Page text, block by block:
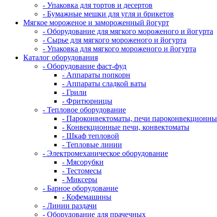
- Упаковка для тортов и десертов
- Бумажные мешки для угля и брикетов
Мягкое мороженое и замороженный йогурт
- Оборудование для мягкого мороженого и йогурта
- Сырье для мягкого мороженого и йогурта
- Упаковка для мягкого мороженого и йогурта
Каталог оборудования
- Оборудование фаст-фуд
- Аппараты попкорн
- Аппараты сладкой ваты
- Грили
- Фритюрницы
- Тепловое оборудование
- Пароконвектоматы, печи
- Конвекционные печи, конвектоматы
- Шкаф тепловой
- Тепловые линии
- Электромеханическое оборудование
- Мясорубки
- Тестомесы
- Миксеры
- Барное оборудование
- Кофемашины
- Линии раздачи
- Оборудование для прачечных